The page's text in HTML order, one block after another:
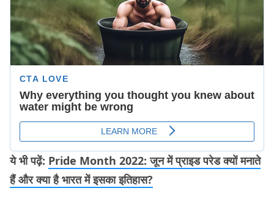
ये भी पढ़ें: Pride Month 2022: जून में प्राइड परेड क्यों मनाते
हैं और क्या है भारत में इसका इतिहास?